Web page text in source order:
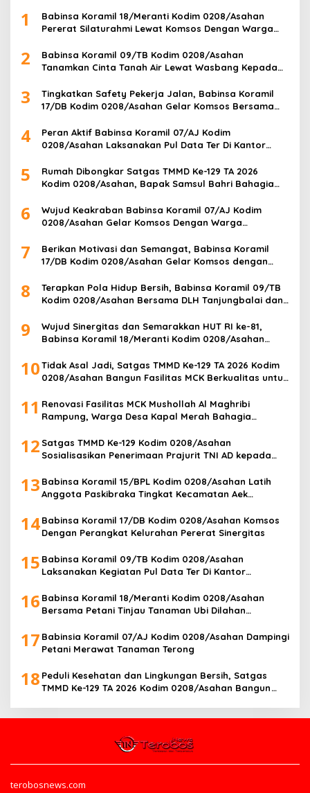
1
Babinsa Koramil 18/Meranti Kodim 0208/Asahan
Pererat Silaturahmi Lewat Komsos Dengan Warga
2
Babinsa Koramil 09/TB Kodim 0208/Asahan
Tanamkan Cinta Tanah Air Lewat Wasbang Kepada
3
Tingkatkan Safety Pekerja Jalan, Babinsa Koramil
17/DB Kodim 0208/Asahan Gelar Komsos Bersama
4
Peran Aktif Babinsa Koramil 07/AJ Kodim
0208/Asahan Laksanakan Pul Data Ter Di Kantor
5
Rumah Dibongkar Satgas TMMD Ke-129 TA 2026
Kodim 0208/Asahan, Bapak Samsul Bahri Bahagia
6
Wujud Keakraban Babinsa Koramil 07/AJ Kodim
0208/Asahan Gelar Komsos Dengan Warga
7
Berikan Motivasi dan Semangat, Babinsa Koramil
17/DB Kodim 0208/Asahan Gelar Komsos dengan
8
Terapkan Pola Hidup Bersih, Babinsa Koramil 09/TB
Kodim 0208/Asahan Bersama DLH Tanjungbalai dan
9
Wujud Sinergitas dan Semarakkan HUT RI ke-81,
Babinsa Koramil 18/Meranti Kodim 0208/Asahan
10Tidak Asal Jadi, Satgas TMMD Ke-129 TA 2026 Kodim
0208/Asahan Bangun Fasilitas MCK Berkualitas untuk
11 Renovasi Fasilitas MCK Mushollah Al Maghribi
Rampung, Warga Desa Kapal Merah Bahagia
0208/Asahan
12 Satgas TMMD Ke-129 Kodim 0208/Asahan
Sosialisasikan Penerimaan Prajurit TNI AD kepada
13 Babinsa Koramil 15/BPL Kodim 0208/Asahan Latih
Anggota Paskibraka Tingkat Kecamatan Aek
14Babinsa Koramil 17/DB Kodim 0208/Asahan Komsos
Dengan Perangkat Kelurahan Pererat Sinergitas
15 Babinsa Koramil 09/TB Kodim 0208/Asahan
Laksanakan Kegiatan Pul Data Ter Di Kantor
16 Babinsa Koramil 18/Meranti Kodim 0208/Asahan
Bersama Petani Tinjau Tanaman Ubi Dilahan
17 Babinsia Koramil 07/AJ Kodim 0208/Asahan Dampingi
Petani Merawat Tanaman Terong
18 Peduli Kesehatan dan Lingkungan Bersih, Satgas
TMMD Ke-129 TA 2026 Kodim 0208/Asahan Bangun
terobosnews.com